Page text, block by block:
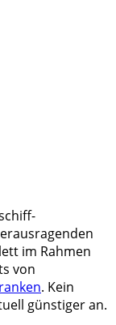
im Rahmen
von
. Kein
günstiger an.